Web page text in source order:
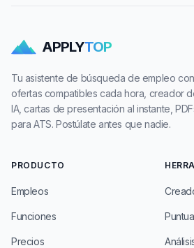
APPLYTOP
Tu asistente de búsqueda de empleo con
ofertas compatibles cada hora, creador
IA, cartas de presentación al instante,
para ATS. Postúlate antes que nadie.
PRODUCTO
Empleos
Funciones
Precios